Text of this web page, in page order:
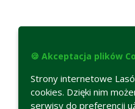
🍪 Akceptacja plików
Strony internetowe
cookies. Dzięki nim
serwisy do preferencji